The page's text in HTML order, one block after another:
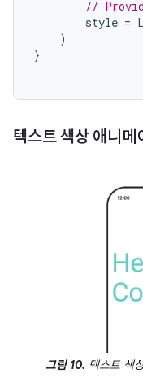
//
style =
)
}
텍스트 색상 애니메
그림 10. 텍스트 색